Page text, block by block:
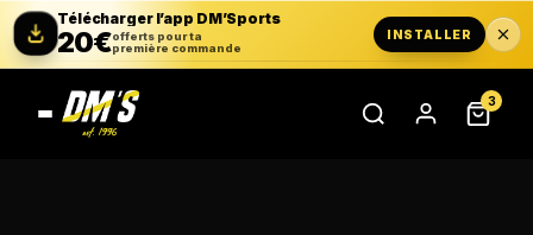
Télécharger l’app DM’Sports
20€offerts pour ta
première commande
INSTALLER
3